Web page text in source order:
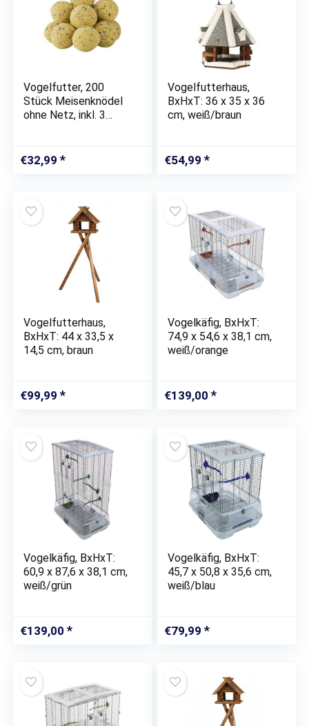
Vogelfutter, 200
Stück Meisenknödel
ohne Netz, inkl. 3
€32,99
Vogelfutterhaus,
BxHxT: 36 x 35 x 36
cm, weiß/braun
€54,99
Vogelfutterhaus,
BxHxT: 44 x 33,5 x
14,5 cm, braun
€99,99
Vogelkäfig, BxHxT:
74,9 x 54,6 x 38,1 cm,
weiß/orange
€139,00
Vogelkäfig, BxHxT:
60,9 x 87,6 x 38,1 cm,
weiß/grün
€139,00
Vogelkäfig, BxHxT:
45,7 x 50,8 x 35,6 cm,
weiß/blau
€79,99